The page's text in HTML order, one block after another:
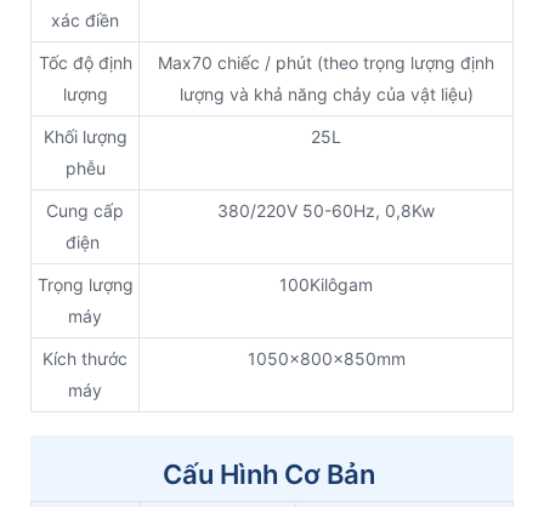
xác điền
Tốc độ định
lượng
Max70 chiếc / phút (theo trọng lượng định
lượng và khả năng chảy của vật liệu)
Khối lượng
phễu
25L
Cung cấp
điện
380/220V 50-60Hz, 0,8Kw
Trọng lượng
máy
100Kilôgam
Kích thước
máy
1050x800x850mm
Cấu Hình Cơ Bản